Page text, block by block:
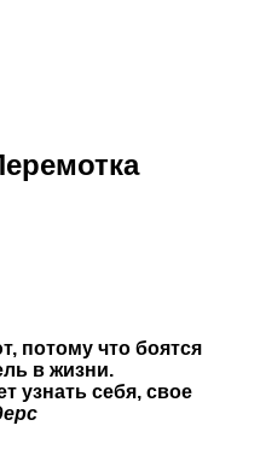
потому что боятся
в жизни.
узнать себя, свое